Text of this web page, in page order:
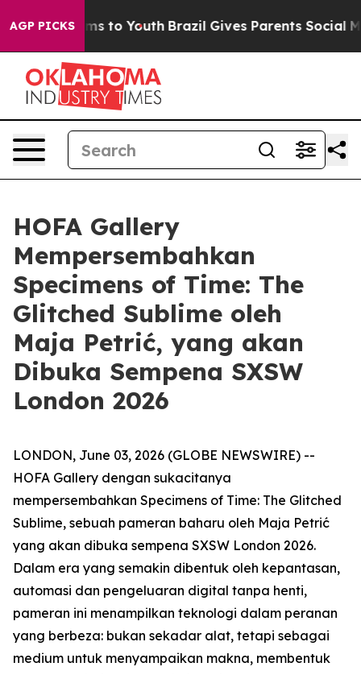
AGP PICKS
Harms to Youth Brazil Gives Parents Social
HOFA Gallery
Mempersembahkan
Specimens of Time: The
Glitched Sublime oleh
Maja Petrić, yang akan
Dibuka Sempena SXSW
London 2026
LONDON, June 03, 2026 (GLOBE NEWSWIRE) --
HOFA Gallery dengan sukacitanya
mempersembahkan Specimens of Time: The Glitched
Sublime, sebuah pameran baharu oleh Maja Petrić
yang akan dibuka sempena SXSW London 2026.
Dalam era yang semakin dibentuk oleh kepantasan,
automasi dan pengeluaran digital tanpa henti,
pameran ini menampilkan teknologi dalam peranan
yang berbeza: bukan sekadar alat, tetapi sebagai
medium untuk menyampaikan makna, membentuk